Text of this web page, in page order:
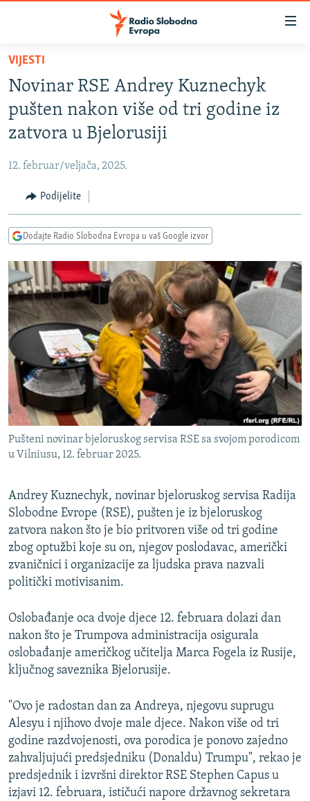
Pređite
glavni
sadržaj
Pređite
na
glavnu
Pređite
na
pretragu
BOSNA I HERCEGOVINA
SRBIJA
CRNA GORA
VIZUELNO
INFOGRAFIKE
RAT U UKRAJINI
KINA NA BALKANU
RSE PRIČE IZ SVIJETA
ISPRIČAJ MI
DNEVNO@RSE
SPECIJALI RSE
VIŠE OD NASLOVA
GENOCID U SREBRENICI
POPLAVE I KLIZIŠTA U BIH 2024.
POST SCRIPTUM
MOJA EVROPA
TRI DECENIJE OD RATA U BIH
SVE KARTE DEJTONA
PRATITE NAS
VIJESTI
Novinar RSE Andrey Kuznechyk
pušten nakon više od tri godine iz
zatvora u Bjelorusiji
12. februar/veljača, 2025.
Podijelite
Dodajte Radio Slobodna Evropa u vaš Google izvor
Pušteni novinar bjeloruskog servisa RSE sa svojom porodicom
u Vilniusu, 12. februar 2025.
Andrey Kuznechyk, novinar bjeloruskog servisa Radija
Slobodne Evrope (RSE), pušten je iz bjeloruskog
zatvora nakon što je bio pritvoren više od tri godine
zbog optužbi koje su on, njegov poslodavac, američki
zvaničnici i organizacije za ljudska prava nazvali
politički motivisanim.
Oslobađanje oca dvoje djece 12. februara dolazi dan
nakon što je Trumpova administracija osigurala
oslobađanje američkog učitelja Marca Fogela iz Rusije,
ključnog saveznika Bjelorusije.
"Ovo je radostan dan za Andreya, njegovu suprugu
Alesyu i njihovo dvoje male djece. Nakon više od tri
godine razdvojenosti, ova porodica je ponovo zajedno
zahvaljujući predsjedniku (Donaldu) Trumpu", rekao je
predsjednik i izvršni direktor RSE Stephen Capus u
izjavi 12. februara, ističući napore državnog sekretara